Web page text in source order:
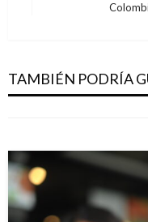
TAMBIÉN PODRÍA
lunes 24 de febrero
Ariel Cabrera martes
lunes 23 de marzo